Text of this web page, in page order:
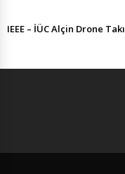
IEEE – İÜC Alçin Drone